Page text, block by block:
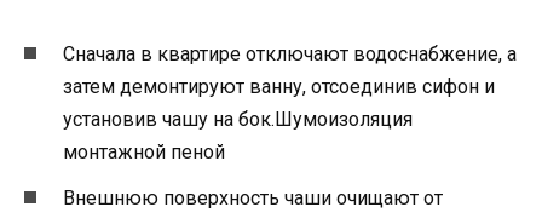
Сначала в квартире отключают водоснабжение, а
затем демонтируют ванну, отсоединив сифон и
установив чашу на бок.Шумоизоляция
монтажной пеной
Внешнюю поверхность чаши очищают от